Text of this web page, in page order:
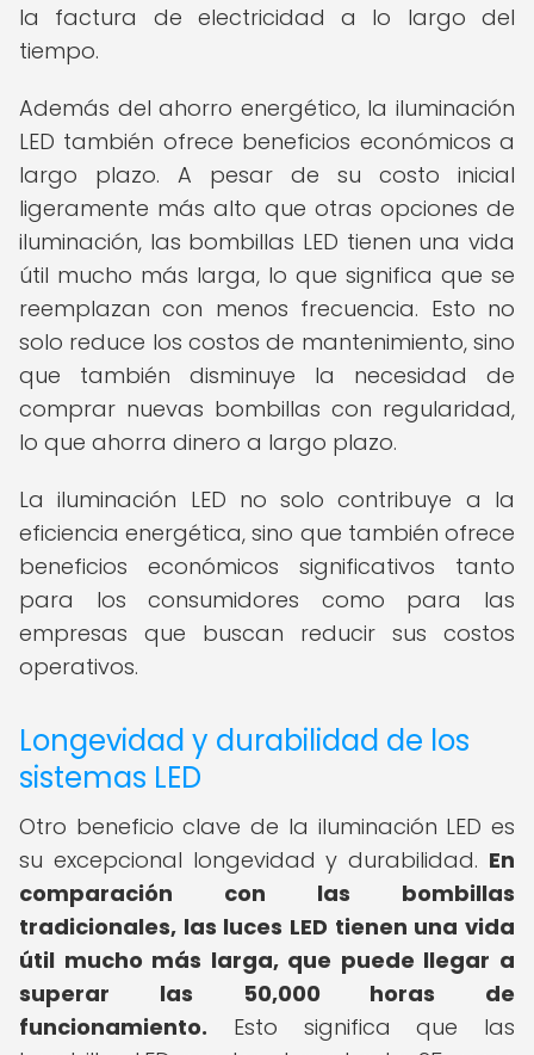
la factura de electricidad a lo largo del
tiempo.
Además del ahorro energético, la iluminación
LED también ofrece beneficios económicos a
largo plazo. A pesar de su costo inicial
ligeramente más alto que otras opciones de
iluminación, las bombillas LED tienen una vida
útil mucho más larga, lo que significa que se
reemplazan con menos frecuencia. Esto no
solo reduce los costos de mantenimiento, sino
que también disminuye la necesidad de
comprar nuevas bombillas con regularidad,
lo que ahorra dinero a largo plazo.
La iluminación LED no solo contribuye a la
eficiencia energética, sino que también ofrece
beneficios económicos significativos tanto
para los consumidores como para las
empresas que buscan reducir sus costos
operativos.
Longevidad y durabilidad de los
sistemas LED
Otro beneficio clave de la iluminación LED es
su excepcional longevidad y durabilidad. En
comparación con las bombillas
tradicionales, las luces LED tienen una vida
útil mucho más larga, que puede llegar a
superar las 50,000 horas de
funcionamiento. Esto significa que las